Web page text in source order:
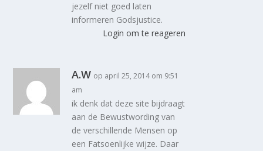
jezelf niet goed laten
informeren Godsjustice.
Login om te reageren
A.W op april 25, 2014 om 9:51
am
ik denk dat deze site bijdraagt
aan de Bewustwording van
de verschillende Mensen op
een Fatsoenlijke wijze. Daar